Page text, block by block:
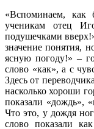
«Вспоминаем, как
ученикам отец
подушечками
значение понятия,
ясную погоду!» –
слово «как», а с
Здесь от
насколько хороши
показали «дождь»,
Что это, у дождя
слово показали